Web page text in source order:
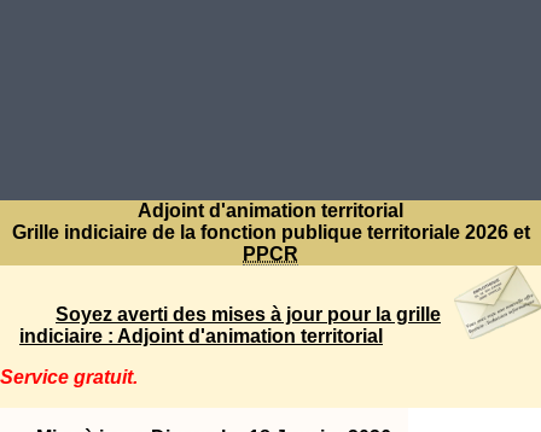
Adjoint d'animation territorial
Grille indiciaire de la fonction publique territoriale 2026 et
PPCR
Soyez averti des mises à jour pour la grille
indiciaire : Adjoint d'animation territorial
Service gratuit.